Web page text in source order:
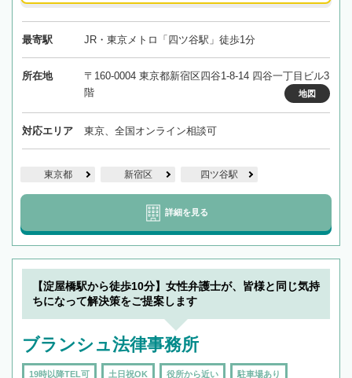
最寄駅 JR・東京メトロ「四ツ谷駅」徒歩1分
所在地
〒160-0004 東京都新宿区四谷1-8-14 四谷一丁目ビル3
階
地図
対応エリア 東京、全国オンライン相談可
東京都 新宿区 四ツ谷駅
詳細を見る
【淀屋橋駅から徒歩10分】女性弁護士が、皆様と同じ気持
ちになって解決策をご提案します
ブランシュ法律事務所
19時以降TEL可 土日祝OK 役所から近い 駐車場あり